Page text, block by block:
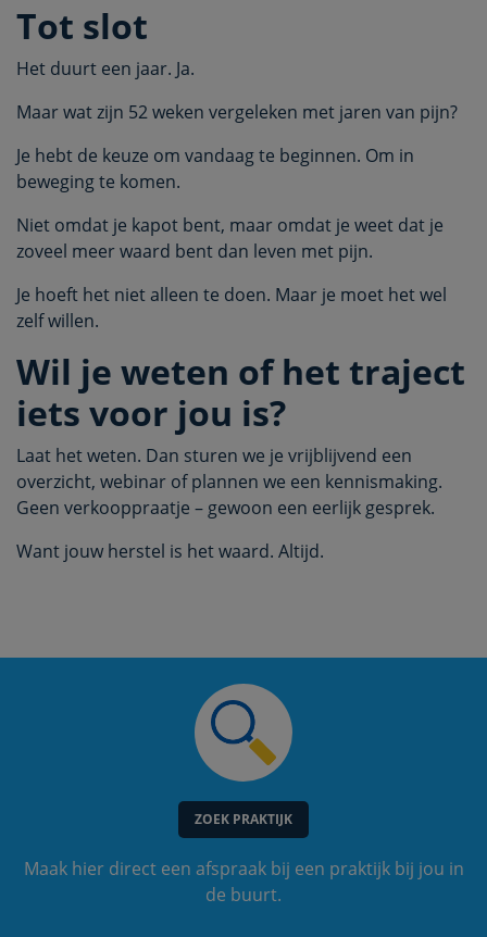
Tot slot
Het duurt een jaar. Ja.
Maar wat zijn 52 weken vergeleken met jaren van pijn?
Je hebt de keuze om vandaag te beginnen. Om in
beweging te komen.
Niet omdat je kapot bent, maar omdat je weet dat je
zoveel meer waard bent dan leven met pijn.
Je hoeft het niet alleen te doen. Maar je moet het wel
zelf willen.
Wil je weten of het traject
iets voor jou is?
Laat het weten. Dan sturen we je vrijblijvend een
overzicht, webinar of plannen we een kennismaking.
Geen verkooppraatje – gewoon een eerlijk gesprek.
Want jouw herstel is het waard. Altijd.
ZOEK PRAKTIJK
Maak hier direct een afspraak bij een praktijk bij jou in
de buurt.